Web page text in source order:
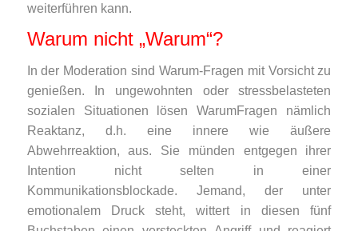
weiterführen kann.
Warum nicht „Warum“?
In der Moderation sind Warum-Fragen mit Vorsicht zu
genießen. In ungewohnten oder stressbelasteten
sozialen Situationen lösen WarumFragen nämlich
Reaktanz, d.h. eine innere wie äußere
Abwehrreaktion, aus. Sie münden entgegen ihrer
Intention nicht selten in einer
Kommunikationsblockade. Jemand, der unter
emotionalem Druck steht, wittert in diesen fünf